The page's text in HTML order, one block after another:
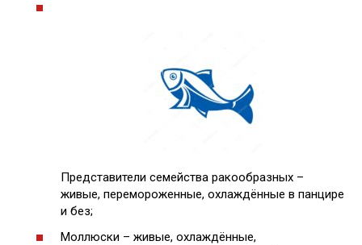
Представители семейства ракообразных –
живые, перемороженные, охлаждённые в панцире
и без;
Моллюски – живые, охлаждённые,